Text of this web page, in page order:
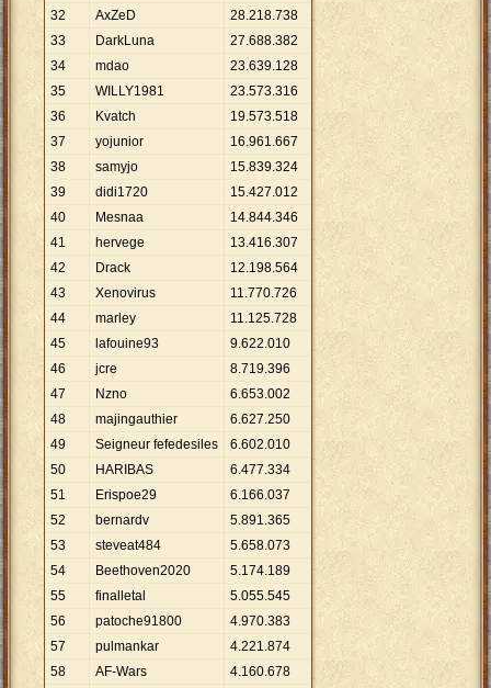
32
AxZeD 28.218.738
33
DarkLuna 27.688.382
34
mdao 23.639.128
35
WILLY1981 23.573.316
36
Kvatch 19.573.518
37
yojunior 16.961.667
38
samyjo 15.839.324
39
didi1720 15.427.012
40
Mesnaa 14.844.346
41
hervege 13.416.307
42
Drack 12.198.564
43
Xenovirus 11.770.726
44
marley 11.125.728
45
lafouine93 9.622.010
46
jcre 8.719.396
47
Nzno 6.653.002
48
majingauthier 6.627.250
49
Seigneur fefedesiles 6.602.010
50
HARIBAS 6.477.334
51
Erispoe29 6.166.037
52
bernardv 5.891.365
53
steveat484 5.658.073
54
Beethoven2020 5.174.189
55
finalletal 5.055.545
56
patoche91800 4.970.383
57
pulmankar 4.221.874
58
AF-Wars 4.160.678